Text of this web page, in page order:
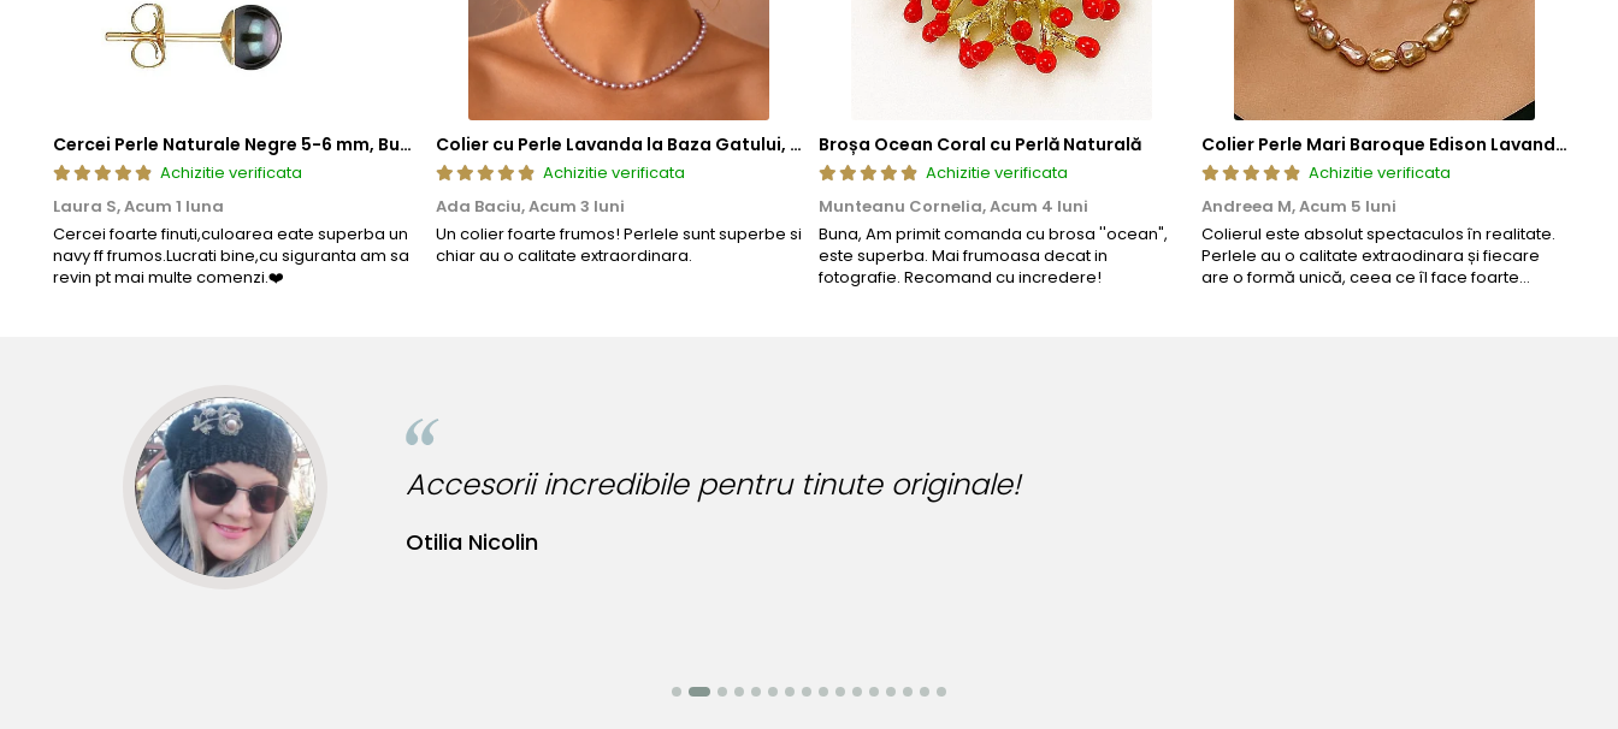
Cercei Perle Naturale Negre 5-6 mm, Buton AAA, Aur 14K (aur 585), Tip Șurub | KASKADDA®
Achizitie verificata
Laura S,Acum 1 luna
Cercei foarte finuti,culoarea eate superba un
navy ff frumos.Lucrati bine,cu siguranta am sa
revin pt mai multe comenzi.❤️
Colier cu Perle Lavanda la Baza Gatului, de 4-5 mm, Perle Rare, Calitate AAA+, Aur 14K | KASKADDA®
Achizitie verificata
Ada Baciu,Acum 3 luni
Un colier foarte frumos! Perlele sunt superbe si
chiar au o calitate extraordinara.
Broșa Ocean Coral cu Perlă Naturală
Achizitie verificata
Munteanu Cornelia,Acum 4 luni
Buna, Am primit comanda cu brosa ''ocean",
este superba. Mai frumoasa decat in
fotografie. Recomand cu incredere!
Colier Perle Mari Baroque Edison Lavandă, Calitatea AAA, Aur 14K | KASKADDA®
Achizitie verificata
Andreea M,Acum 5 luni
Colierul este absolut spectaculos în realitate.
Perlele au o calitate extraodinara și fiecare
are o formă unică, ceea ce îl face foarte
Otilia Nicolin
Accesorii incredibile pentru tinute originale!